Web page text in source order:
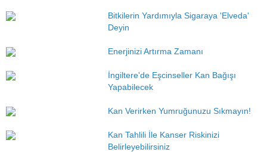
Bitkilerin Yardımıyla Sigaraya 'Elveda'
Deyin
Enerjinizi Artırma Zamanı
İngiltere'de Eşcinseller Kan Bağışı
Yapabilecek
Kan Verirken Yumruğunuzu Sıkmayın!
Kan Tahlili İle Kanser Riskinizi
Belirleyebilirsiniz